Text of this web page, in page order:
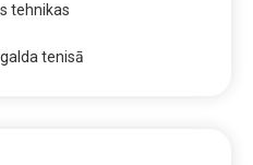
tehnikas
tenisā